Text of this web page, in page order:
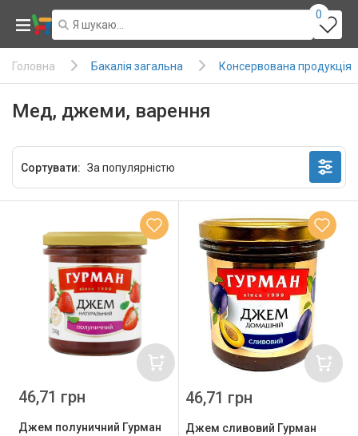
0
Головна Бакалія загальна Консервована продукція
Мед, джеми, варення
Сортувати:
Джем полуничний Гурман
46,71 грн
Джем сливовий Гурман
46,71 грн